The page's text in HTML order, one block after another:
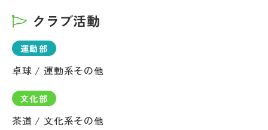
クラブ活動
運動部
卓球 / 運動系その他
文化部
茶道 / 文化系その他